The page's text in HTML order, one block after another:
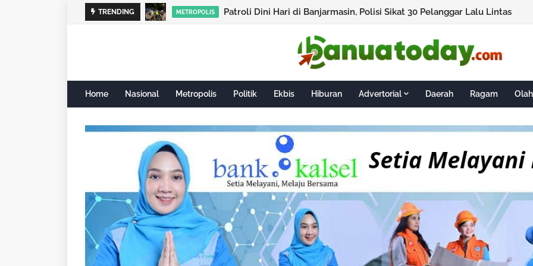
TRENDING METROPOLIS Patroli Dini Hari di Banjarmasin, Polisi Sikat 30 Pelanggar Lalu Lintas
Home Nasional Metropolis Politik Ekbis Hiburan Advertorial Daerah Ragam